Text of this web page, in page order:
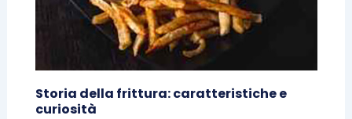
Storia della frittura: caratteristiche e
curiosità